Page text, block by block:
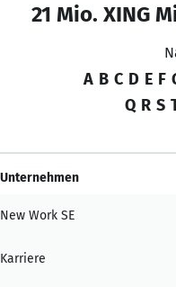
21 Mio. XING
A B C D E F
Q R S
Unternehmen
New Work SE
Karriere